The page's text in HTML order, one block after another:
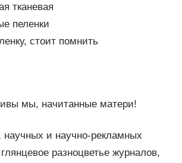
тканевая
пеленки
стоит помнить
мы, начитанные матери!
научных и научно-рекламных
разноцветье журналов,